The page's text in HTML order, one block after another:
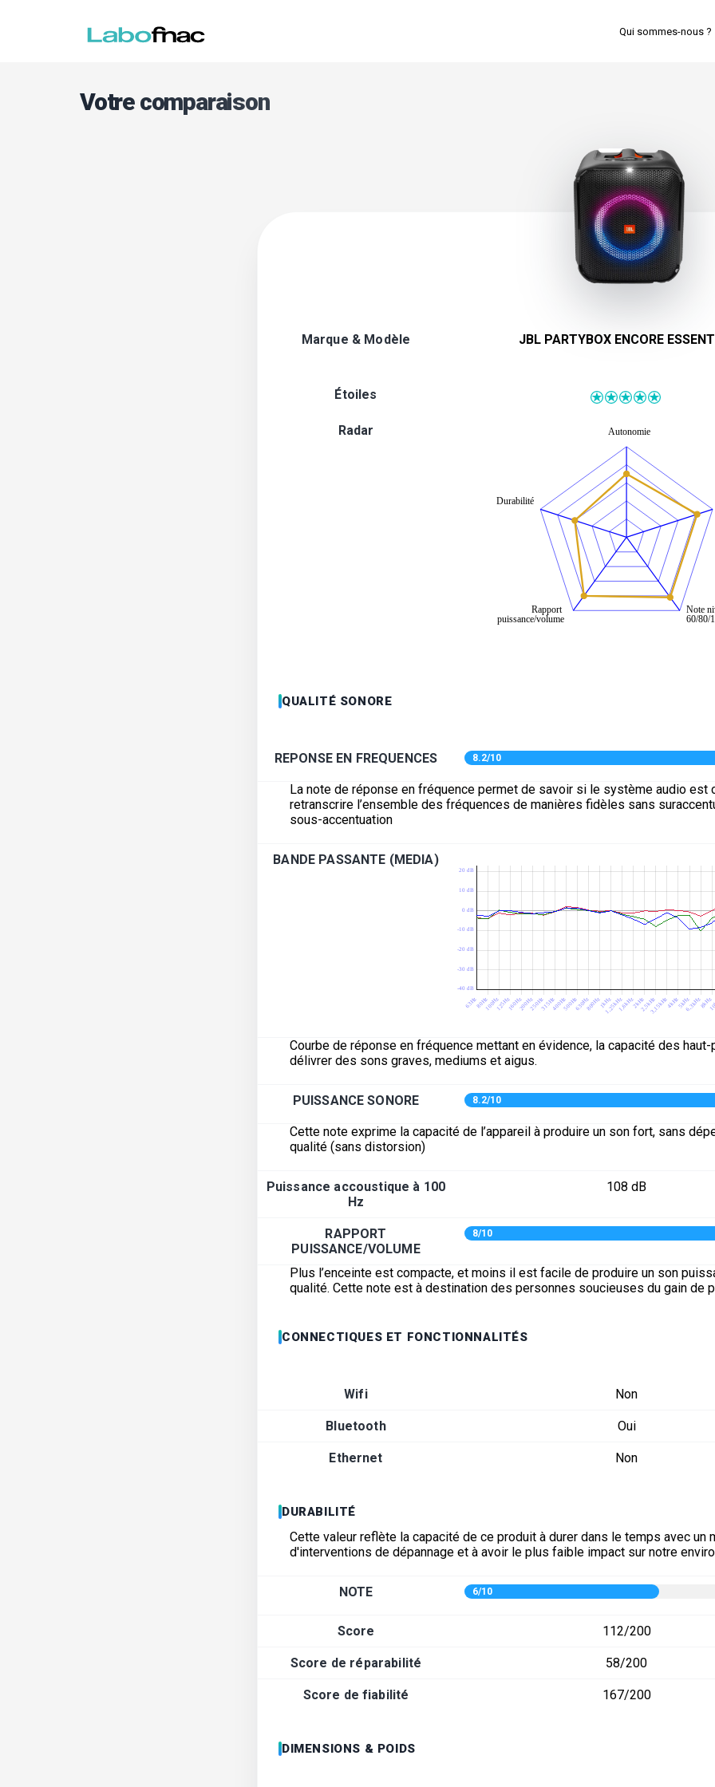
Qui sommes-nous ?
Votre comparaison
Marque & Modèle JBL PARTYBOX ENCORE
Étoiles
Radar
QUALITÉ SONORE
REPONSE EN FREQUENCES 8.2/10
La note de réponse en fréquence permet de savoir si le système audio est
retranscrire l’ensemble des fréquences de manières fidèles sans
sous-accentuation
BANDE PASSANTE (MEDIA)
Courbe de réponse en fréquence mettant en évidence, la capacité des haut-
délivrer des sons graves, mediums et aigus.
PUISSANCE SONORE 8.2/10
Cette note exprime la capacité de l’appareil à produire un son fort, sans
qualité (sans distorsion)
Puissance accoustique à 100
Hz
108 dB
RAPPORT
PUISSANCE/VOLUME
8/10
Plus l’enceinte est compacte, et moins il est facile de produire un son
qualité. Cette note est à destination des personnes soucieuses du gain de
CONNECTIQUES ET FONCTIONNALITÉS
Wifi Non
Bluetooth Oui
Ethernet Non
DURABILITÉ
Cette valeur reflète la capacité de ce produit à durer dans le temps avec un
d'interventions de dépannage et à avoir le plus faible impact sur notre
NOTE 6/10
Score 112/200
Score de réparabilité 58/200
Score de fiabilité 167/200
DIMENSIONS & POIDS